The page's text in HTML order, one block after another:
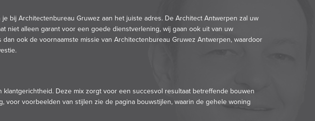
je bij Architectenbureau Gruwez aan het juiste adres. De Architect Antwerpen zal uw
niet alleen garant voor een goede dienstverlening, wij gaan ook uit van uw
dan ook de voornaamste missie van Architectenbureau Gruwez Antwerpen, waardoor
Deze mix zorgt voor een succesvol resultaat betreffende bouwen
voor voorbeelden van stijlen zie de pagina bouwstijlen, waarin de gehele woning